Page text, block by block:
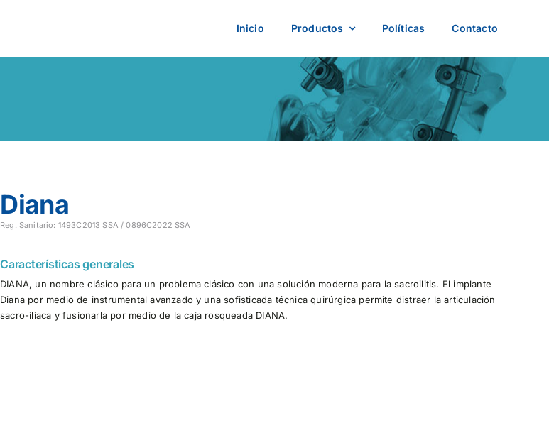
Inicio Productos Políticas Contacto
Diana
Reg. Sanitario: 1493C2013 SSA / 0896C2022 SSA
Características generales
DIANA, un nombre clásico para un problema clásico con una solución moderna para la sacroilitis. El implante
Diana por medio de instrumental avanzado y una sofisticada técnica quirúrgica permite distraer la articulación
sacro-iliaca y fusionarla por medio de la caja rosqueada DIANA.